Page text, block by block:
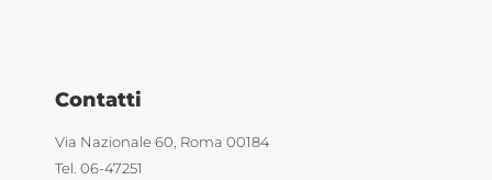
Contatti
Via Nazionale 60, Roma 00184
Tel. 06-47251